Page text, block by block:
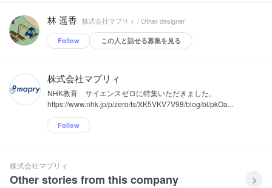
林 遥香 株式会社マプリィ / Other designer
Follow この人と話せる募集を見る
株式会社マプリィ
NHK教育 サイエンスゼロに特集いただきました。
https://www.nhk.jp/p/zero/ts/XK5VKV7V98/blog/bl/pkOa...
Follow
株式会社マプリィ
Other stories from this company